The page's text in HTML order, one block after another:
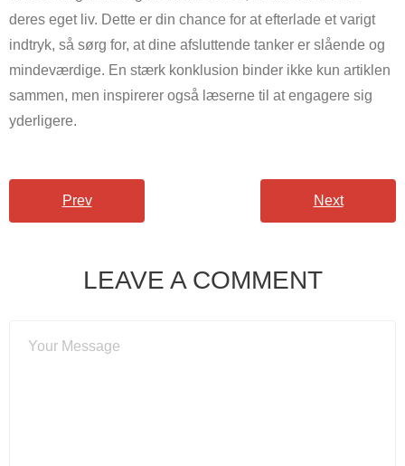
deres eget liv. Dette er din chance for at efterlade et varigt
indtryk, så sørg for, at dine afsluttende tanker er slående og
mindeværdige. En stærk konklusion binder ikke kun artiklen
sammen, men inspirerer også læserne til at engagere sig
yderligere.
Prev Next
LEAVE A COMMENT